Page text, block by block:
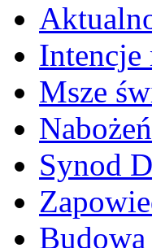
Intencje
Msze
Synod
Budowa